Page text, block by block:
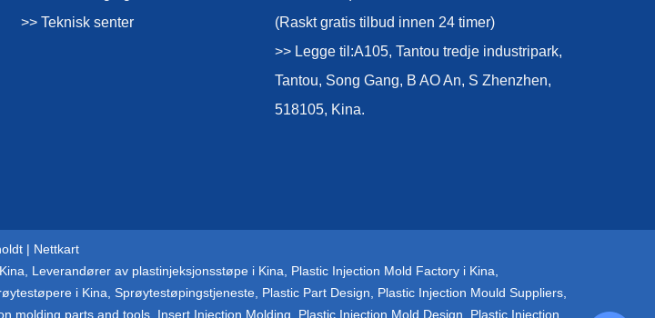
>> Teknisk senter
(Raskt gratis tilbud innen 24 timer)
>> Legge til:A105, Tantou tredje industripark,
Tantou, Song Gang, B AO An, S Zhenzhen,
518105, Kina.
| Nettkart
Leverandører av plastinjeksjonsstøpe i Kina Plastic Injection Mold Factory i Kina
i Kina Sprøytestøpingstjeneste Plastic Part Design Plastic Injection Mould Suppliers
molding parts and tools Insert Injection Molding Plastic Injection Mold Design Plastic Injection